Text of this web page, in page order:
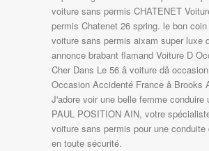
voiture sans permis CHATENET
permis Chatenet 26 spring. le bon
voiture sans permis aixam super luxe
annonce brabant flamand Voiture D
Cher Dans Le 56 â voiture dâ
Occasion Accidenté France â Brooks
J'adore voir une belle femme conduire
PAUL POSITION AIN, votre
voiture sans permis pour une conduite
en toute sécurité.